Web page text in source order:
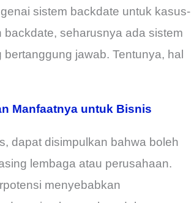
sistem backdate untuk kasus-
seharusnya ada sistem
jawab. Tentunya, hal
Manfaatnya untuk Bisnis
dapat disimpulkan bahwa boleh
lembaga atau perusahaan.
menyebabkan